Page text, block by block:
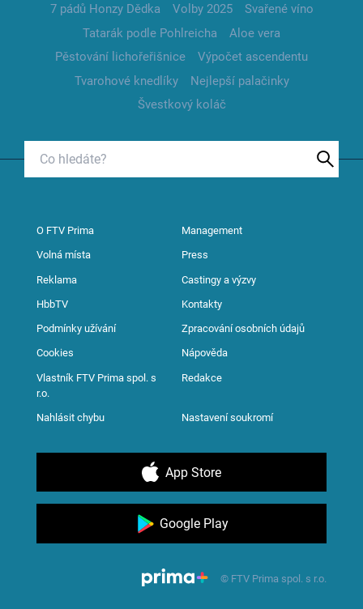
7 pádů Honzy Dědka
Volby 2025
Svařené víno
Tatarák podle Pohlreicha
Aloe vera
Pěstování lichořeřišnice
Výpočet ascendentu
Tvarohové knedlíky
Nejlepší palačinky
Švestkový koláč
O FTV Prima Management
Volná místa Press
Reklama Castingy a výzvy
HbbTV Kontakty
Podmínky užívání Zpracování osobních údajů
Cookies Nápověda
Vlastník FTV Prima spol. s
r.o.
Redakce
Nahlásit chybu Nastavení soukromí
App Store
Google Play
© FTV Prima spol. s r.o.